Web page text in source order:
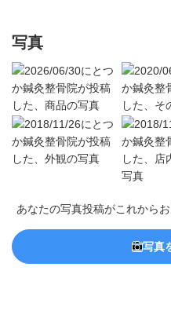
写真
あなたの写真投稿がこれから
写真